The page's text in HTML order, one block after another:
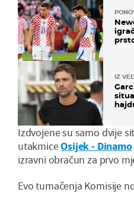
IZ
Izdvojene su samo dvije
utakmiceOsijek - Dinamo
izravni obračun za prvo
Evo tumačenja Komisije